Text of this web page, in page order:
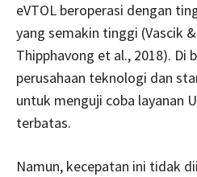
eVTOL beroperasi dengan
yang semakin tinggi (Vascik
Thipphavong et al., 2018). Di
perusahaan teknologi dan
untuk menguji coba layanan
terbatas.
Namun, kecepatan ini tidak